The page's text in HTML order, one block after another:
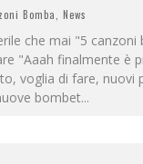
Bomba News
che mai "5 canzoni
"Aaah finalmente è
voglia di fare, nuovi
bombet...